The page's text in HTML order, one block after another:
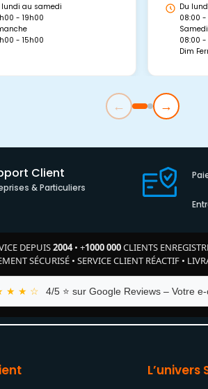
lundi au samedi
- 19h00
- 15h00
Du
08:00 -
Samedi
08:00 -
Dim
← →
Client
& Particuliers
DEPUIS2004• +1000 000CLIENTS
SÉCURISÉ • SERVICE CLIENT RÉACTIF •
★ ★ ☆ 4/5 ⭐ sur Google Reviews – Votre